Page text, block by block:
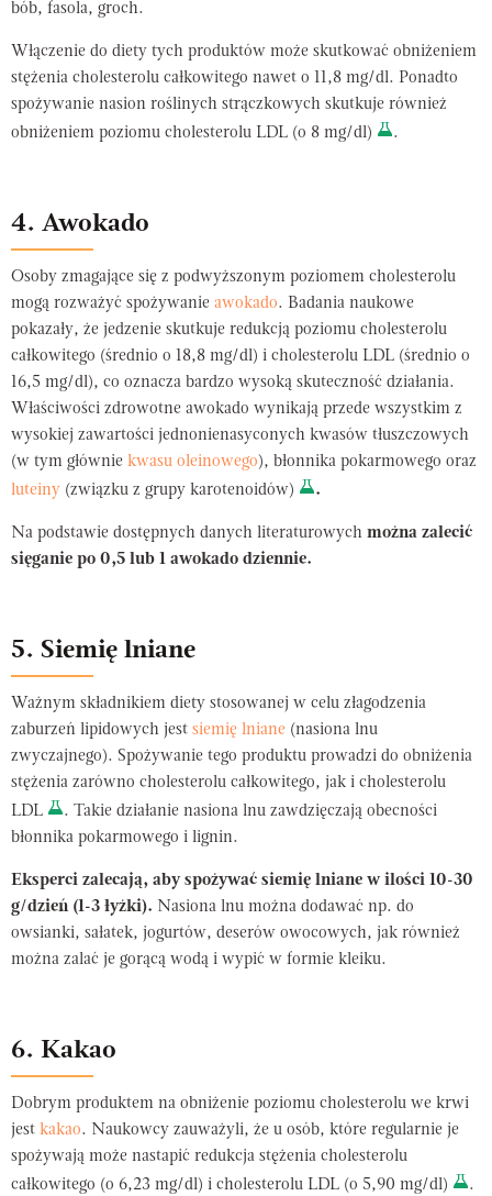
bób, fasola, groch.
Włączenie do diety tych produktów może skutkować obniżeniem
stężenia cholesterolu całkowitego nawet o 11,8 mg/dl. Ponadto
spożywanie nasion roślinych strączkowych skutkuje również
obniżeniem poziomu cholesterolu LDL (o 8 mg/dl)
.
4. Awokado
Osoby zmagające się z podwyższonym poziomem cholesterolu
mogą rozważyć spożywanie awokado. Badania naukowe
pokazały, że jedzenie skutkuje redukcją poziomu cholesterolu
całkowitego (średnio o 18,8 mg/dl) i cholesterolu LDL (średnio o
16,5 mg/dl), co oznacza bardzo wysoką skuteczność działania.
Właściwości zdrowotne awokado wynikają przede wszystkim z
wysokiej zawartości jednonienasyconych kwasów tłuszczowych
(w tym głównie kwasu oleinowego ), błonnika pokarmowego oraz
luteiny (związku z grupy karotenoidów) .
Na podstawie dostępnych danych literaturowych można zalecić
sięganie po 0,5 lub 1 awokado dziennie.
5. Siemię lniane
Ważnym składnikiem diety stosowanej w celu złagodzenia
zaburzeń lipidowych jest siemię lniane (nasiona lnu
zwyczajnego). Spożywanie tego produktu prowadzi do obniżenia
stężenia zarówno cholesterolu całkowitego, jak i cholesterolu
LDL
. Takie działanie nasiona lnu zawdzięczają obecności
błonnika pokarmowego i lignin.
Eksperci zalecają, aby spożywać siemię lniane w ilości 10-30
g/dzień (1-3 łyżki). Nasiona lnu można dodawać np. do
owsianki, sałatek, jogurtów, deserów owocowych, jak również
można zalać je gorącą wodą i wypić w formie kleiku.
6. Kakao
Dobrym produktem na obniżenie poziomu cholesterolu we krwi
jest kakao. Naukowcy zauważyli, że u osób, które regularnie je
spożywają może nastapić redukcja stężenia cholesterolu
całkowitego (o 6,23 mg/dl) i cholesterolu LDL (o 5,90 mg/dl)
.